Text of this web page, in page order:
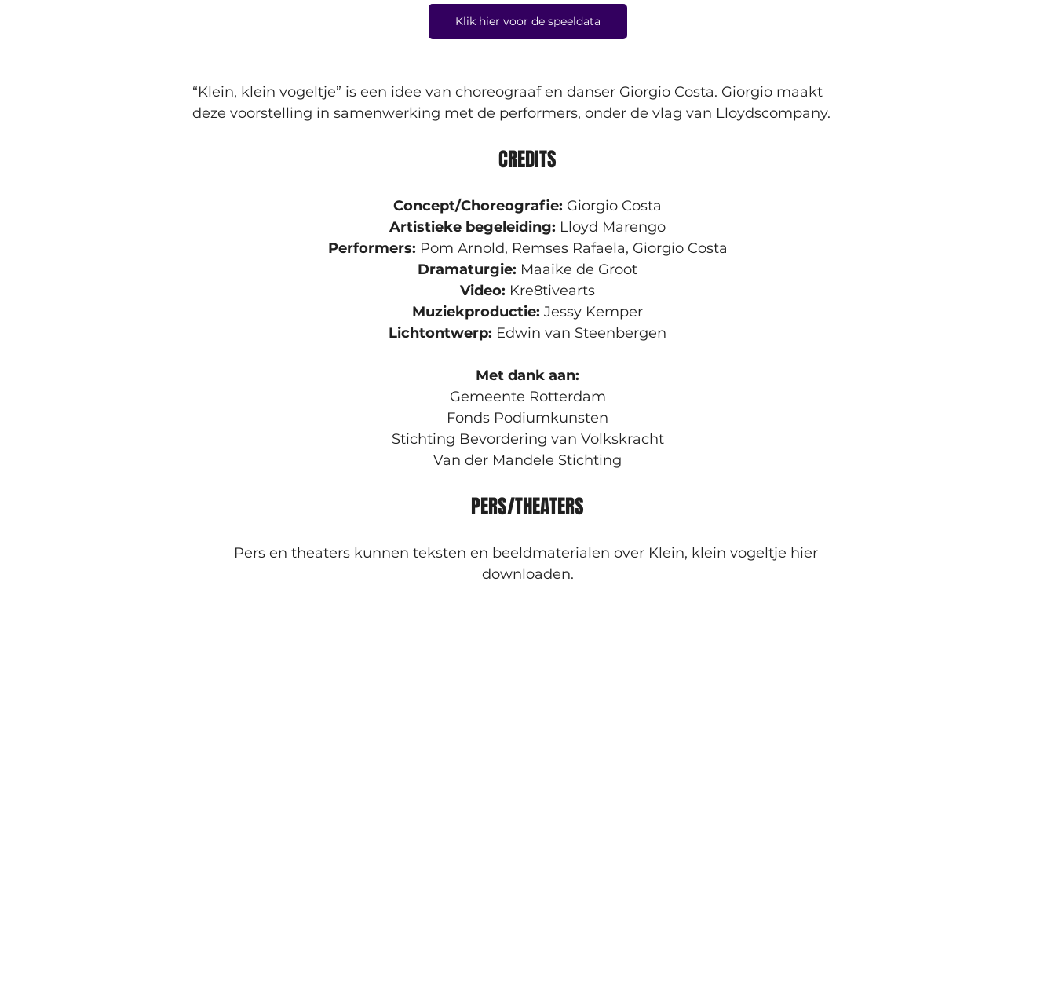
Klik hier voor de speeldata
“Klein, klein vogeltje” is een idee van choreograaf en danser Giorgio Costa. Giorgio maakt
deze voorstelling in samenwerking met de performers, onder de vlag van Lloydscompany.
CREDITS
Concept/Choreografie: Giorgio Costa
Artistieke begeleiding: Lloyd Marengo
Performers: Pom Arnold, Remses Rafaela, Giorgio Costa
Dramaturgie: Maaike de Groot
Video: Kre8tivearts
Muziekproductie: Jessy Kemper
Lichtontwerp: Edwin van Steenbergen
Met dank aan:
Gemeente Rotterdam
Fonds Podiumkunsten
Stichting Bevordering van Volkskracht
Van der Mandele Stichting
PERS/THEATERS
Pers en theaters kunnen teksten en beeldmaterialen over Klein, klein vogeltje hier
downloaden.